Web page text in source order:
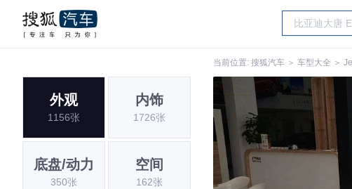
当前位置: 搜狐汽车 ＞ 车型大全 ＞
外观
1156张
内饰
1726张
底盘/动力
350张
空间
162张